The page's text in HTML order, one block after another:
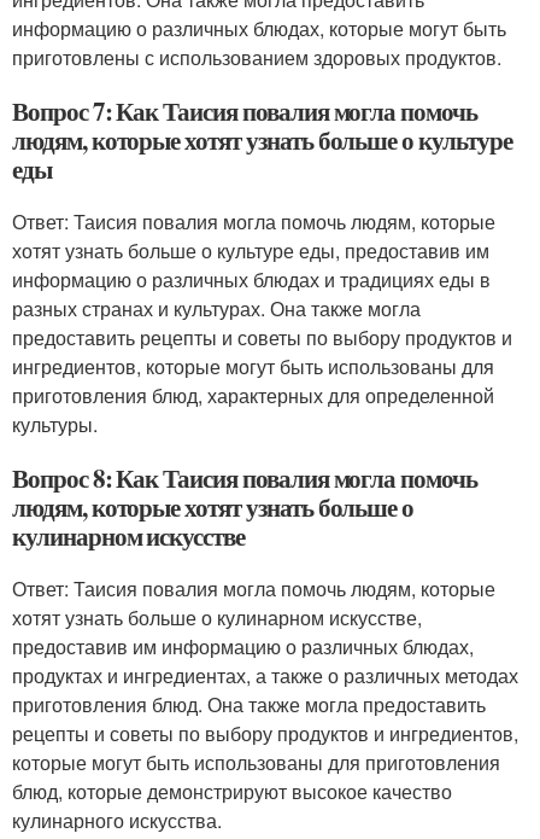
информацию о различных блюдах, которые могут быть
приготовлены с использованием здоровых продуктов.
Вопрос 7: Как Таисия повалия могла помочь
людям, которые хотят узнать больше о культуре
еды
Ответ: Таисия повалия могла помочь людям, которые
хотят узнать больше о культуре еды, предоставив им
информацию о различных блюдах и традициях еды в
разных странах и культурах. Она также могла
предоставить рецепты и советы по выбору продуктов и
ингредиентов, которые могут быть использованы для
приготовления блюд, характерных для определенной
культуры.
Вопрос 8: Как Таисия повалия могла помочь
людям, которые хотят узнать больше о
кулинарном искусстве
Ответ: Таисия повалия могла помочь людям, которые
хотят узнать больше о кулинарном искусстве,
предоставив им информацию о различных блюдах,
продуктах и ингредиентах, а также о различных методах
приготовления блюд. Она также могла предоставить
рецепты и советы по выбору продуктов и ингредиентов,
которые могут быть использованы для приготовления
блюд, которые демонстрируют высокое качество
кулинарного искусства.